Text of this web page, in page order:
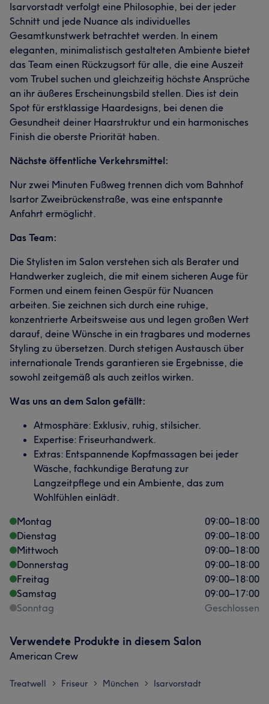
Isarvorstadt verfolgt eine Philosophie, bei der jeder
Schnitt und jede Nuance als individuelles
Gesamtkunstwerk betrachtet werden. In einem
eleganten, minimalistisch gestalteten Ambiente bietet
das Team einen Rückzugsort für alle, die eine Auszeit
vom Trubel suchen und gleichzeitig höchste Ansprüche
an ihr äußeres Erscheinungsbild stellen. Dies ist dein
Spot für erstklassige Haardesigns, bei denen die
Gesundheit deiner Haarstruktur und ein harmonisches
Finish die oberste Priorität haben.
Nächste öffentliche Verkehrsmittel:
Nur zwei Minuten Fußweg trennen dich vom Bahnhof
Isartor Zweibrückenstraße, was eine entspannte
Anfahrt ermöglicht.
Das Team:
Die Stylisten im Salon verstehen sich als Berater und
Handwerker zugleich, die mit einem sicheren Auge für
Formen und einem feinen Gespür für Nuancen
arbeiten. Sie zeichnen sich durch eine ruhige,
konzentrierte Arbeitsweise aus und legen großen Wert
darauf, deine Wünsche in ein tragbares und modernes
Styling zu übersetzen. Durch stetigen Austausch über
internationale Trends garantieren sie Ergebnisse, die
sowohl zeitgemäß als auch zeitlos wirken.
Was uns an dem Salon gefällt:
Atmosphäre: Exklusiv, ruhig, stilsicher.
Expertise: Friseurhandwerk.
Extras: Entspannende Kopfmassagen bei jeder
Wäsche, fachkundige Beratung zur
Langzeitpflege und ein Ambiente, das zum
Wohlfühlen einlädt.
Montag
09:00–18:00
Dienstag
09:00–18:00
Mittwoch
09:00–18:00
Donnerstag
09:00–18:00
Freitag
09:00–18:00
Samstag
09:00–17:00
Sonntag
Geschlossen
Verwendete Produkte in diesem Salon
American Crew
Treatwell > Friseur > München > Isarvorstadt